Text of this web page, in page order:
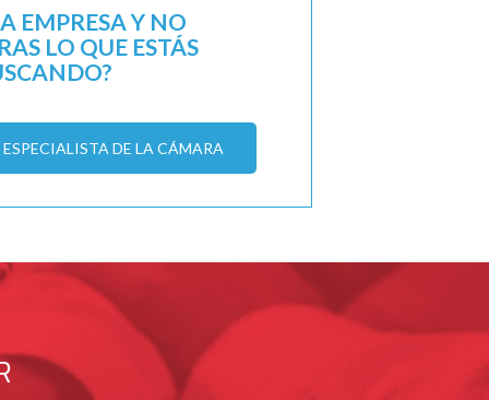
EMPRESA Y NO
LO QUE ESTÁS
DE LA CÁMARA